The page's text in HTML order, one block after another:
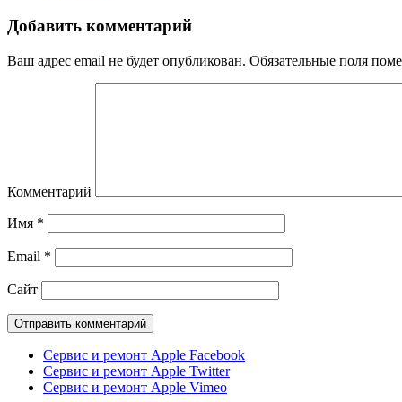
Добавить комментарий
Ваш адрес email не будет опубликован. Обязательные поля
Комментарий
Имя *
Email *
Сайт
Сервис и ремонт Apple Facebook
Сервис и ремонт Apple Twitter
Сервис и ремонт Apple Vimeo